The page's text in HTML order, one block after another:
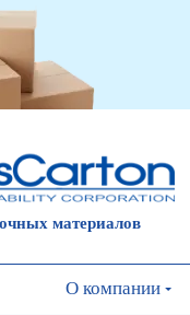
материалов
О компании